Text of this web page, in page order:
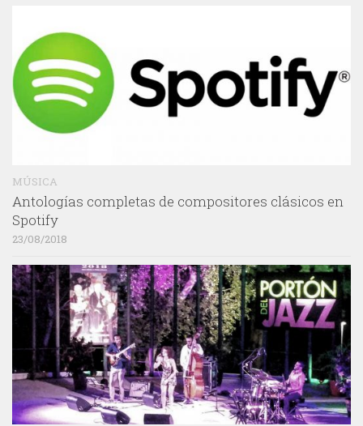
MÚSICA
Antologías completas de compositores clásicos en
Spotify
23/08/2018